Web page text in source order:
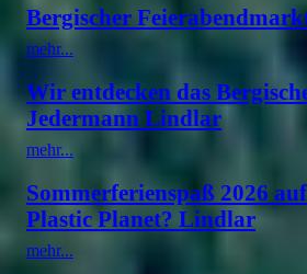
Bergischer
mehr...
Wir entdecken das
Jedermann Lindlar
mehr...
Sommerferienspaß 2026
Plastic Planet? Lindlar
mehr...